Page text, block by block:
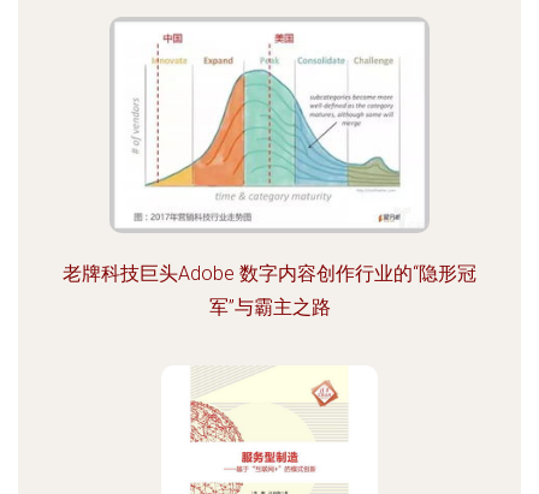
老牌科技巨头Adobe 数字内容创作行业的“隐形冠
军”与霸主之路